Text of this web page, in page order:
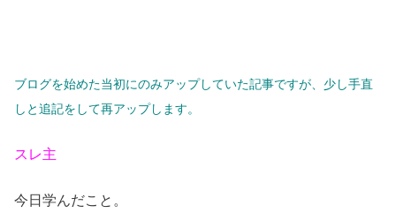
ブログを始めた当初にのみアップしていた記事ですが、少し手直
しと追記をして再アップします。
スレ主
今日学んだこと。